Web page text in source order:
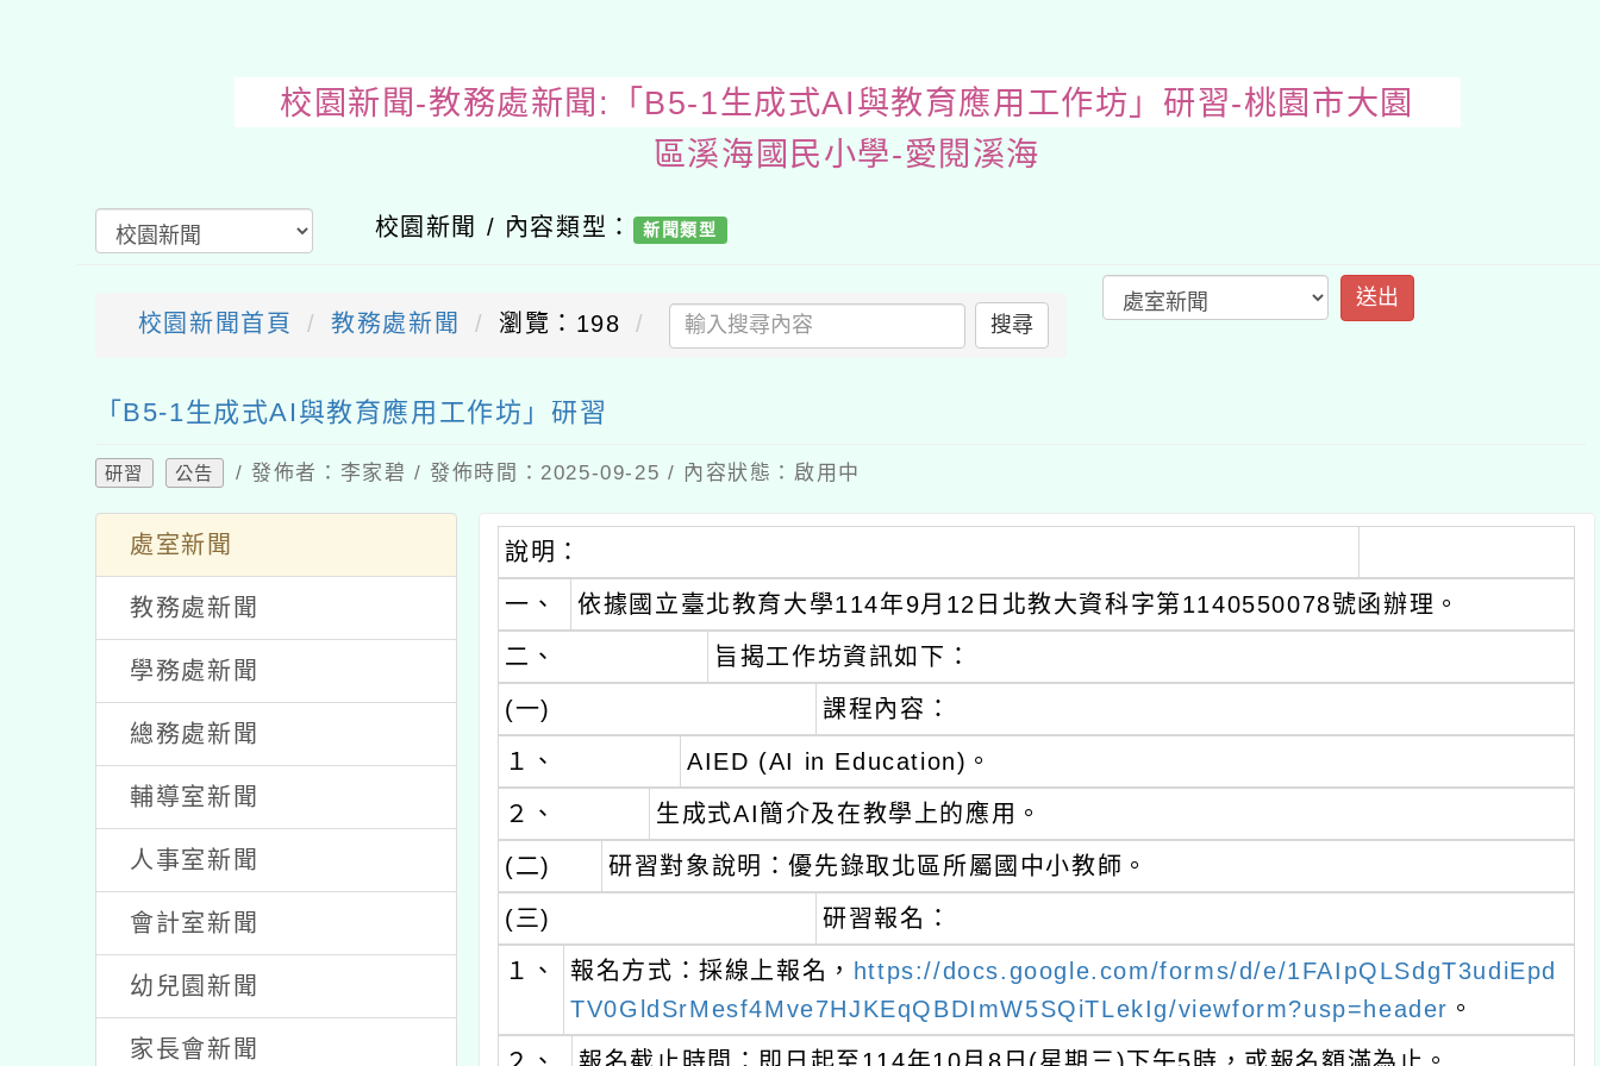
校園新聞-教務處新聞:「B5-1生成式AI與教育應用工作坊」研習
校園新聞 / 內容類型： 新聞類型
校園新聞首頁 教務處新聞 瀏覽：198 搜尋
送出
「B5-1生成式AI與教育應用工作坊」研習
研習 公告 / 發佈者：李家碧 / 發佈時間：2025-09-25 / 內容狀態：啟用中
處室新聞
教務處新聞
學務處新聞
總務處新聞
輔導室新聞
人事室新聞
會計室新聞
幼兒園新聞
說明：
一、
依據國立臺北教育大學114年9月12日北教大資科字第1140550078號函辦理。
二、
旨揭工作坊資訊如下：
(一)
課程內容：
１、
AIED (AI in Education)。
２、
生成式AI簡介及在教學上的應用。
(二)
研習對象說明：優先錄取北區所屬國中小教師。
(三)
研習報名：
１、 報名方式：採線上報名，https://docs.google.com/forms/d/e/1FAIpQLSdgT3udiEpd